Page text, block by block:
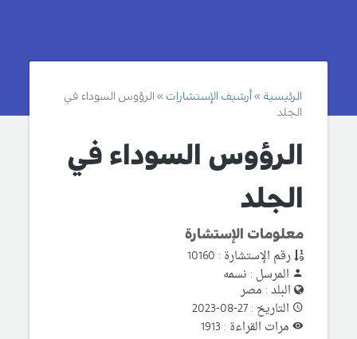
الرئيسية أرشيف الإستشارات
الرؤوس السوداء في
الجلد
الرؤوس السوداء في
الجلد
معلومات الإستشارة
رقم الإستشارة : 10160
المرسل : نسمه
البلد : مصر
التاريخ : 27-08-2023
مرات القراءة : 1913